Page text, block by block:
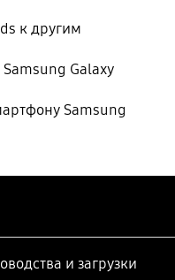
к другим
Galaxy
Samsung
и загрузки